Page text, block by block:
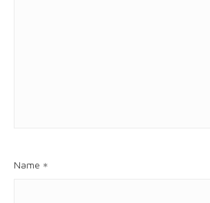
Name *